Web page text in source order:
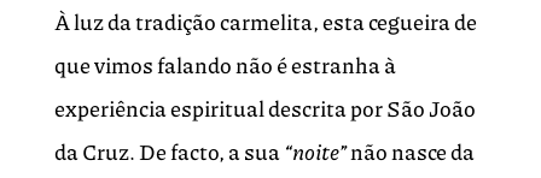
À luz da tradição carmelita, esta cegueira de
que vimos falando não é estranha à
experiência espiritual descrita por São João
da Cruz. De facto, a sua“noite”não nasce da